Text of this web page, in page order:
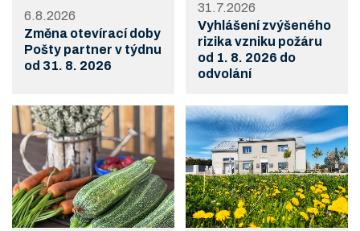
6.8.2026
Změna otevírací doby
Pošty partner v týdnu
od 31. 8. 2026
31.7.2026
Vyhlášení zvýšeného
rizika vzniku požáru
od 1. 8. 2026 do
odvolání